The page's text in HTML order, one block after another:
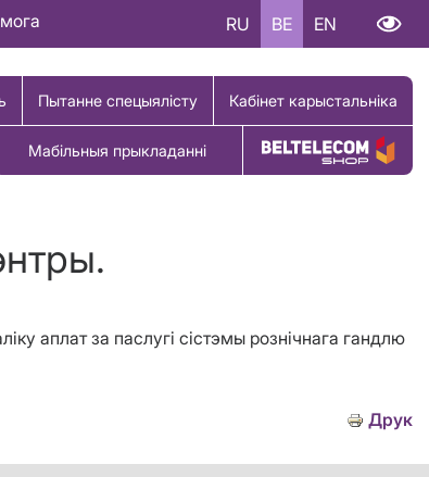
RU BE EN
Пытанне спецыялісту Кабінет карыстальніка
Мабільныя прыкладанні Купіць тавар
аплат за паслугi сістэмы рознічнага гандлю
Друк